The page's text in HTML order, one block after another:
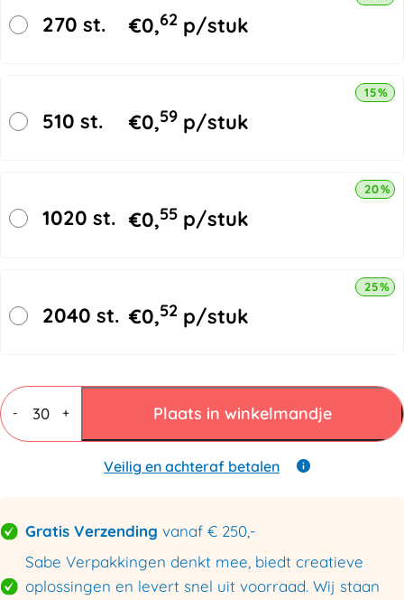
270 st. €0,62 p/stuk
510 st. €0,59 p/stuk
15%
1020 st. €0,55 p/stuk
20%
2040 st. €0,52 p/stuk
25%
-
Vouwdozen
3
mm
+ Plaats in winkelmandje
Veilig en achteraf betalen
Gratis Verzending vanaf € 250,-
Sabe Verpakkingen denkt mee, biedt creatieve
oplossingen en levert snel uit voorraad. Wij staan